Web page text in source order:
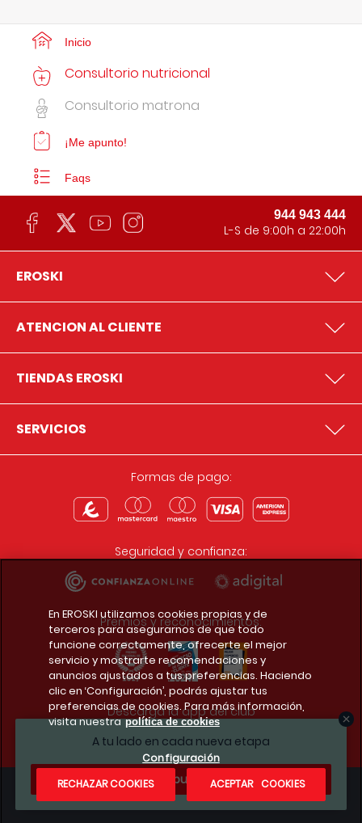
A tu lado en cada nueva etapa
¿Te apuntas?
Inicio
Consultorio nutricional
Consultorio matrona
¡Me apunto!
Faqs
944 943 444
L-S de 9:00h a 22:00h
EROSKI
ATENCION AL CLIENTE
TIENDAS EROSKI
SERVICIOS
Formas de pago:
Seguridad y confianza:
Premios y reconocimientos:
Descarga la app del club
Condiciones legales
En EROSKI utilizamos cookies propias y de
terceros para asegurarnos de que todo
funcione correctamente, ofrecerte el mejor
servicio y mostrarte recomendaciones y
anuncios ajustados a tus preferencias. Haciendo
clic en ‘Configuración’, podrás ajustar tus
preferencias de cookies. Para más información,
visita nuestra política de cookies
Configuración
RECHAZAR COOKIES
ACEPTAR COOKIES